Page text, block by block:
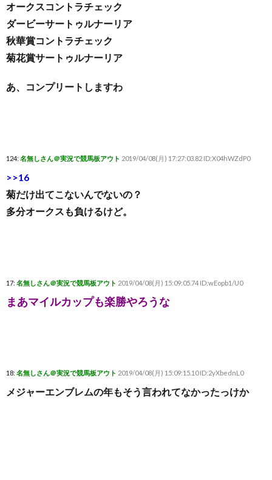
オークスコントラチェック
ダービーサートゥルナーリア
秋華賞コントラチェック
菊花賞サートゥルナーリア
あ、コンプリートしますわ
124: 名無しさん＠実況で競馬板アウト 2019/04/08(月) 17:27:03.82 ID:X04hWZdP0
>>16
菊だけ出てこないんでないの？
多分オークスも負けるけど。
17: 名無しさん＠実況で競馬板アウト 2019/04/08(月) 15:09:05.74 ID:wEopb1/U0
まあマイルカップも楽勝やろうな
18: 名無しさん＠実況で競馬板アウト 2019/04/08(月) 15:09:15.10 ID:2yXbednL0
メジャーエンブレムの年もそう言われてなかったっけか